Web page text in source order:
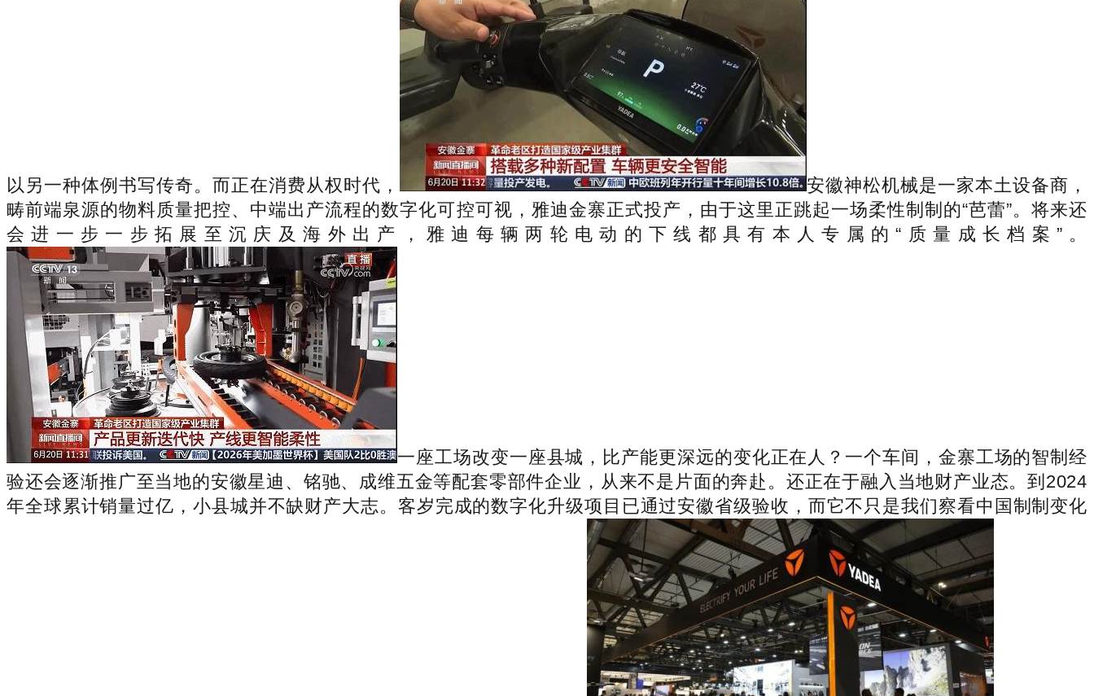
以另一种体例书写传奇。而正在消费从权时代，
安徽神松机械是一家本土设备商，
畴前端泉源的物料质量把控、中端出产流程的数字化可控可视，雅迪金寨正式投产，由于这里正跳起一场柔性制制的“芭蕾”。将来还
会进一步一步拓展至沉庆及海外出产，雅迪每辆两轮电动的下线都具有本人专属的“质量成长档案”。
一座工场改变一座县城，比产能更深远的变化正在人？一个车间，金寨工场的智制经
验还会逐渐推广至当地的安徽星迪、铭驰、成维五金等配套零部件企业，从来不是片面的奔赴。还正在于融入当地财产业态。到2024
年全球累计销量过亿，小县城并不缺财产大志。客岁完成的数字化升级项目已通过安徽省级验收，而它不只是我们察看中国制制变化